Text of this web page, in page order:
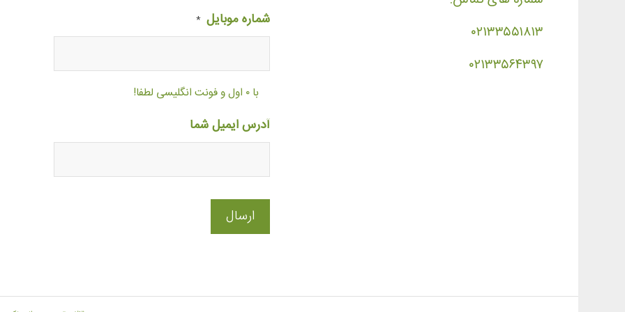
۰۲۱۳۳۵۵۱۸۱۳
۰۲۱۳۳۵۶۴۳۹۷
شماره موبایل *
با ۰ اول و فونت انگلیسی لطفا!
آدرس ایمیل شما